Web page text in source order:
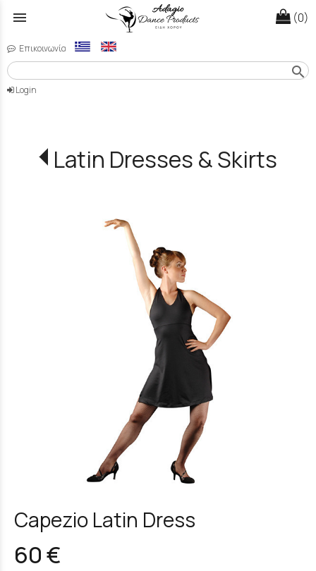
menu (0)
Επικοινωνία
search
Login
Latin Dresses & Skirts
Capezio Latin Dress
60 €